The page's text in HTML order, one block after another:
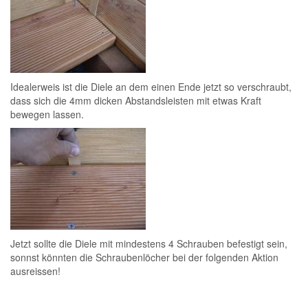
Idealerweis ist die Diele an dem einen Ende jetzt so verschraubt,
dass sich die 4mm dicken Abstandsleisten mit etwas Kraft
bewegen lassen.
Jetzt sollte die Diele mit mindestens 4 Schrauben befestigt sein,
sonnst könnten die Schraubenlöcher bei der folgenden Aktion
ausreissen!